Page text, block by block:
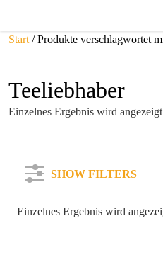
Start / Produkte verschlagwortet
Teeliebhaber
Einzelnes Ergebnis wird angezeigt
SHOW FILTERS
Einzelnes Ergebnis wird